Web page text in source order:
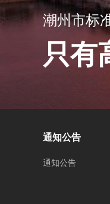
潮州市标
只有
通知公告
通知公告